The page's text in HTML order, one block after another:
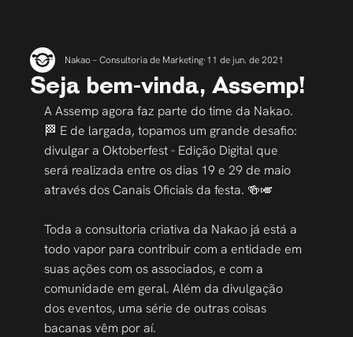
Seja bem-vinda, Assemp!
Nakao – Consultoria de Marketing 11 de jun. de 2021
A Assemp agora faz parte do time da Nakao.
🏁 E de largada, topamos um grande desafio:
divulgar a Oktoberfest - Edição Digital que
será realizada entre os dias 19 e 29 de maio
através dos Canais Oficiais da festa. 🍻🎺
Toda a consultoria criativa da Nakao já está a
todo vapor para contribuir com a entidade em
suas ações com os associados, e com a
comunidade em geral. Além da divulgação
dos eventos, uma série de outras coisas
bacanas vêm por aí.